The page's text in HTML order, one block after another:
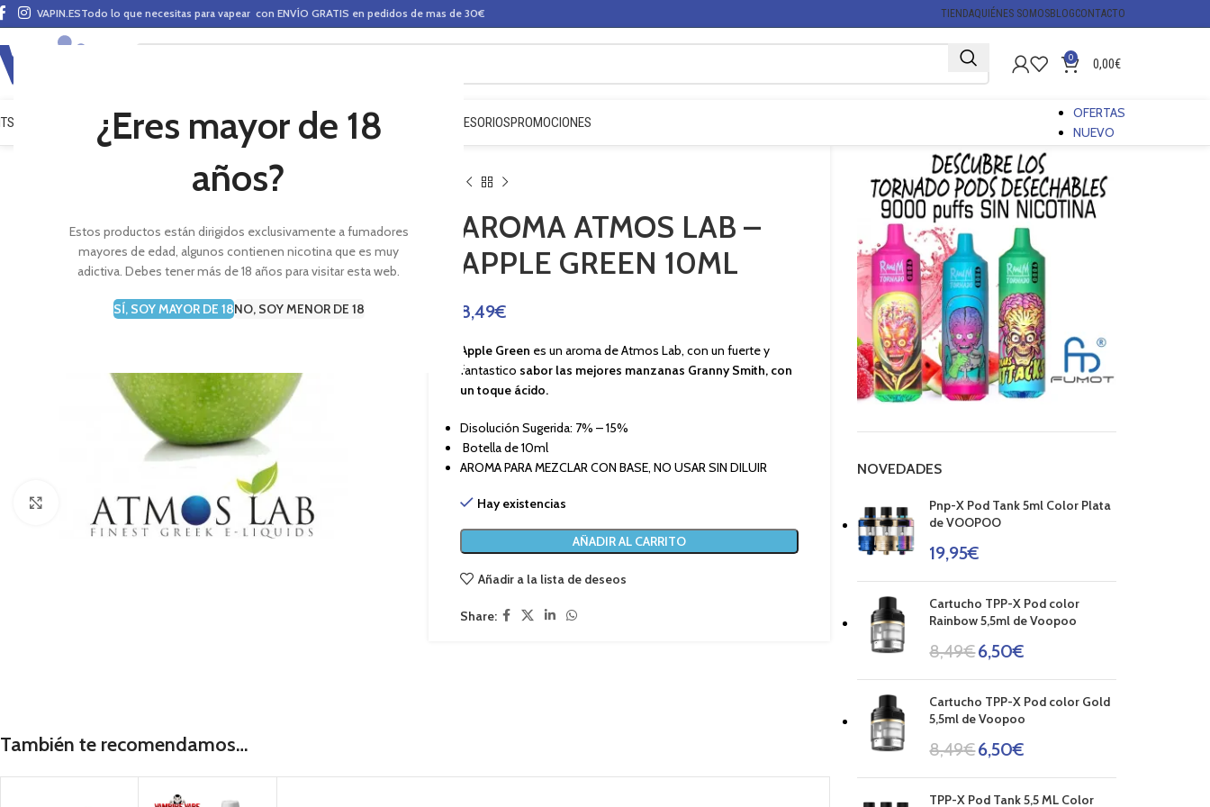
¿Eres mayor de 18
años?
Estos productos están dirigidos exclusivamente a fumadores
mayores de edad, algunos contienen nicotina que es muy
adictiva. Debes tener más de 18 años para visitar esta web.
SÍ, SOY MAYOR DE 18NO, SOY MENOR DE 18
VAPIN.ESTodo lo que necesitas para vapear con ENVÍO GRATIS en pedidos de mas de 30€ TIENDAQUIÉNES SOMOSBLOGCONTACTO
0 0,00€
VAPEO MODS CLAROMIZADORES BASES Y AROMAS (ALQUIMIA) ACCESORIOSPROMOCIONES
OFERTAS
NUEVO
Haga Click para agrandar
AROMA ATMOS LAB –
APPLE GREEN 10ML
8,49€
Apple Green es un aroma de Atmos Lab, con un fuerte y
fantastico sabor las mejores manzanas Granny Smith, con
un toque ácido.
Disolución Sugerida: 7% – 15%
Botella de 10ml
AROMA PARA MEZCLAR CON BASE, NO USAR SIN DILUIR
Hay existencias
AÑADIR AL CARRITO
Añadir a la lista de deseos
Share:
También te recomendamos…
NOVEDADES
Pnp-X Pod Tank 5ml Color Plata
de VOOPOO
19,95€
Cartucho TPP-X Pod color
Rainbow 5,5ml de Voopoo
8,49€6,50€
Cartucho TPP-X Pod color Gold
5,5ml de Voopoo
8,49€6,50€
TPP-X Pod Tank 5,5 ML Color